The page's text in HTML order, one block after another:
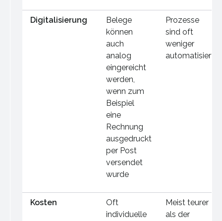
Digitalisierung
Belege
können
auch
analog
eingereicht
werden,
wenn zum
Beispiel
eine
Rechnung
ausgedruckt
per Post
versendet
wurde
Prozesse
sind oft
weniger
automatisiert
Kosten
Oft
individuelle
Meist teurer
als der